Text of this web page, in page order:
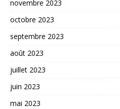
novembre 2023
octobre 2023
septembre 2023
août 2023
juillet 2023
juin 2023
mai 2023